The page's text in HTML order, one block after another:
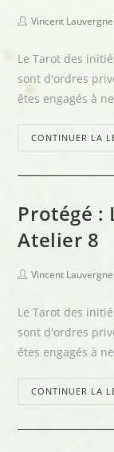
Vincent Lauvergne
Le Tarot des
sont d'ordres
êtes engagés à
CONTINUER LA
Protégé :
Atelier 8
Vincent Lauvergne
Le Tarot des
sont d'ordres
êtes engagés à
CONTINUER LA